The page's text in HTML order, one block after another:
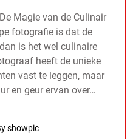
Magie van de Culinair
fotografie is dat de
is het wel culinaire
heeft de unieke
vast te leggen, maar
en geur ervan over…
showpic